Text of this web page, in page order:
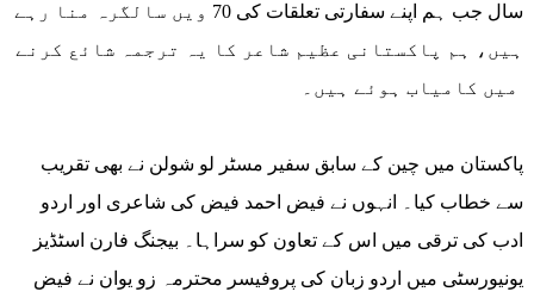
سال جب ہم اپنے سفارتی تعلقات کی 70 ویں سالگرہ منا رہے
ہیں، ہم پاکستانی عظیم شاعر کا یہ ترجمہ شائع کرنے
سے خطاب کیا۔ انہوں نے فیض احمد فیض کی شاعری اور اردو
ادب کی ترقی میں اس کے تعاون کو سراہا۔ بیجنگ فارن اسٹڈیز
یونیورسٹی میں اردو زبان کی پروفیسر محترمہ زو یوان نے فیض